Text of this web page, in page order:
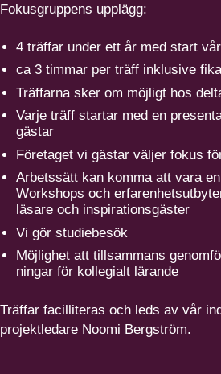
Fokus­gruppens upplägg:
4 träffar under ett år med start
ca 3 timmar per träff inklusive fika
Träffarna sker om möjligt hos
Varje träff startar med en
gästar
Företaget vi gästar väljer fokus
Arbetssätt kan komma att vara
Workshops och
läsare och inspirationsgäster
Vi gör studiebesök
Möjlighet att tillsammans
ningar för kollegialt lärande
Träffar facil­li­teras och leds av vår
projekt­ledare Noomi Bergström.